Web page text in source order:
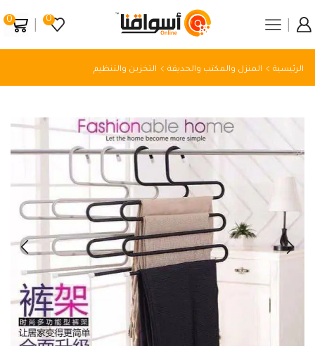
0
0
الرئيسية المنزل والمكتب والحديقة التخزين والتنظيم